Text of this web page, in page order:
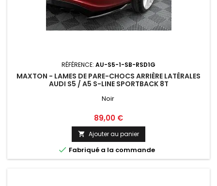
RÉFÉRENCE: AU-S5-1-SB-RSD1G
MAXTON - LAMES DE PARE-CHOCS ARRIÈRE LATÉRALES
AUDI S5 / A5 S-LINE SPORTBACK 8T
Noir
Prix
89,00 €
 Ajouter au panier
 Fabriqué a la commande